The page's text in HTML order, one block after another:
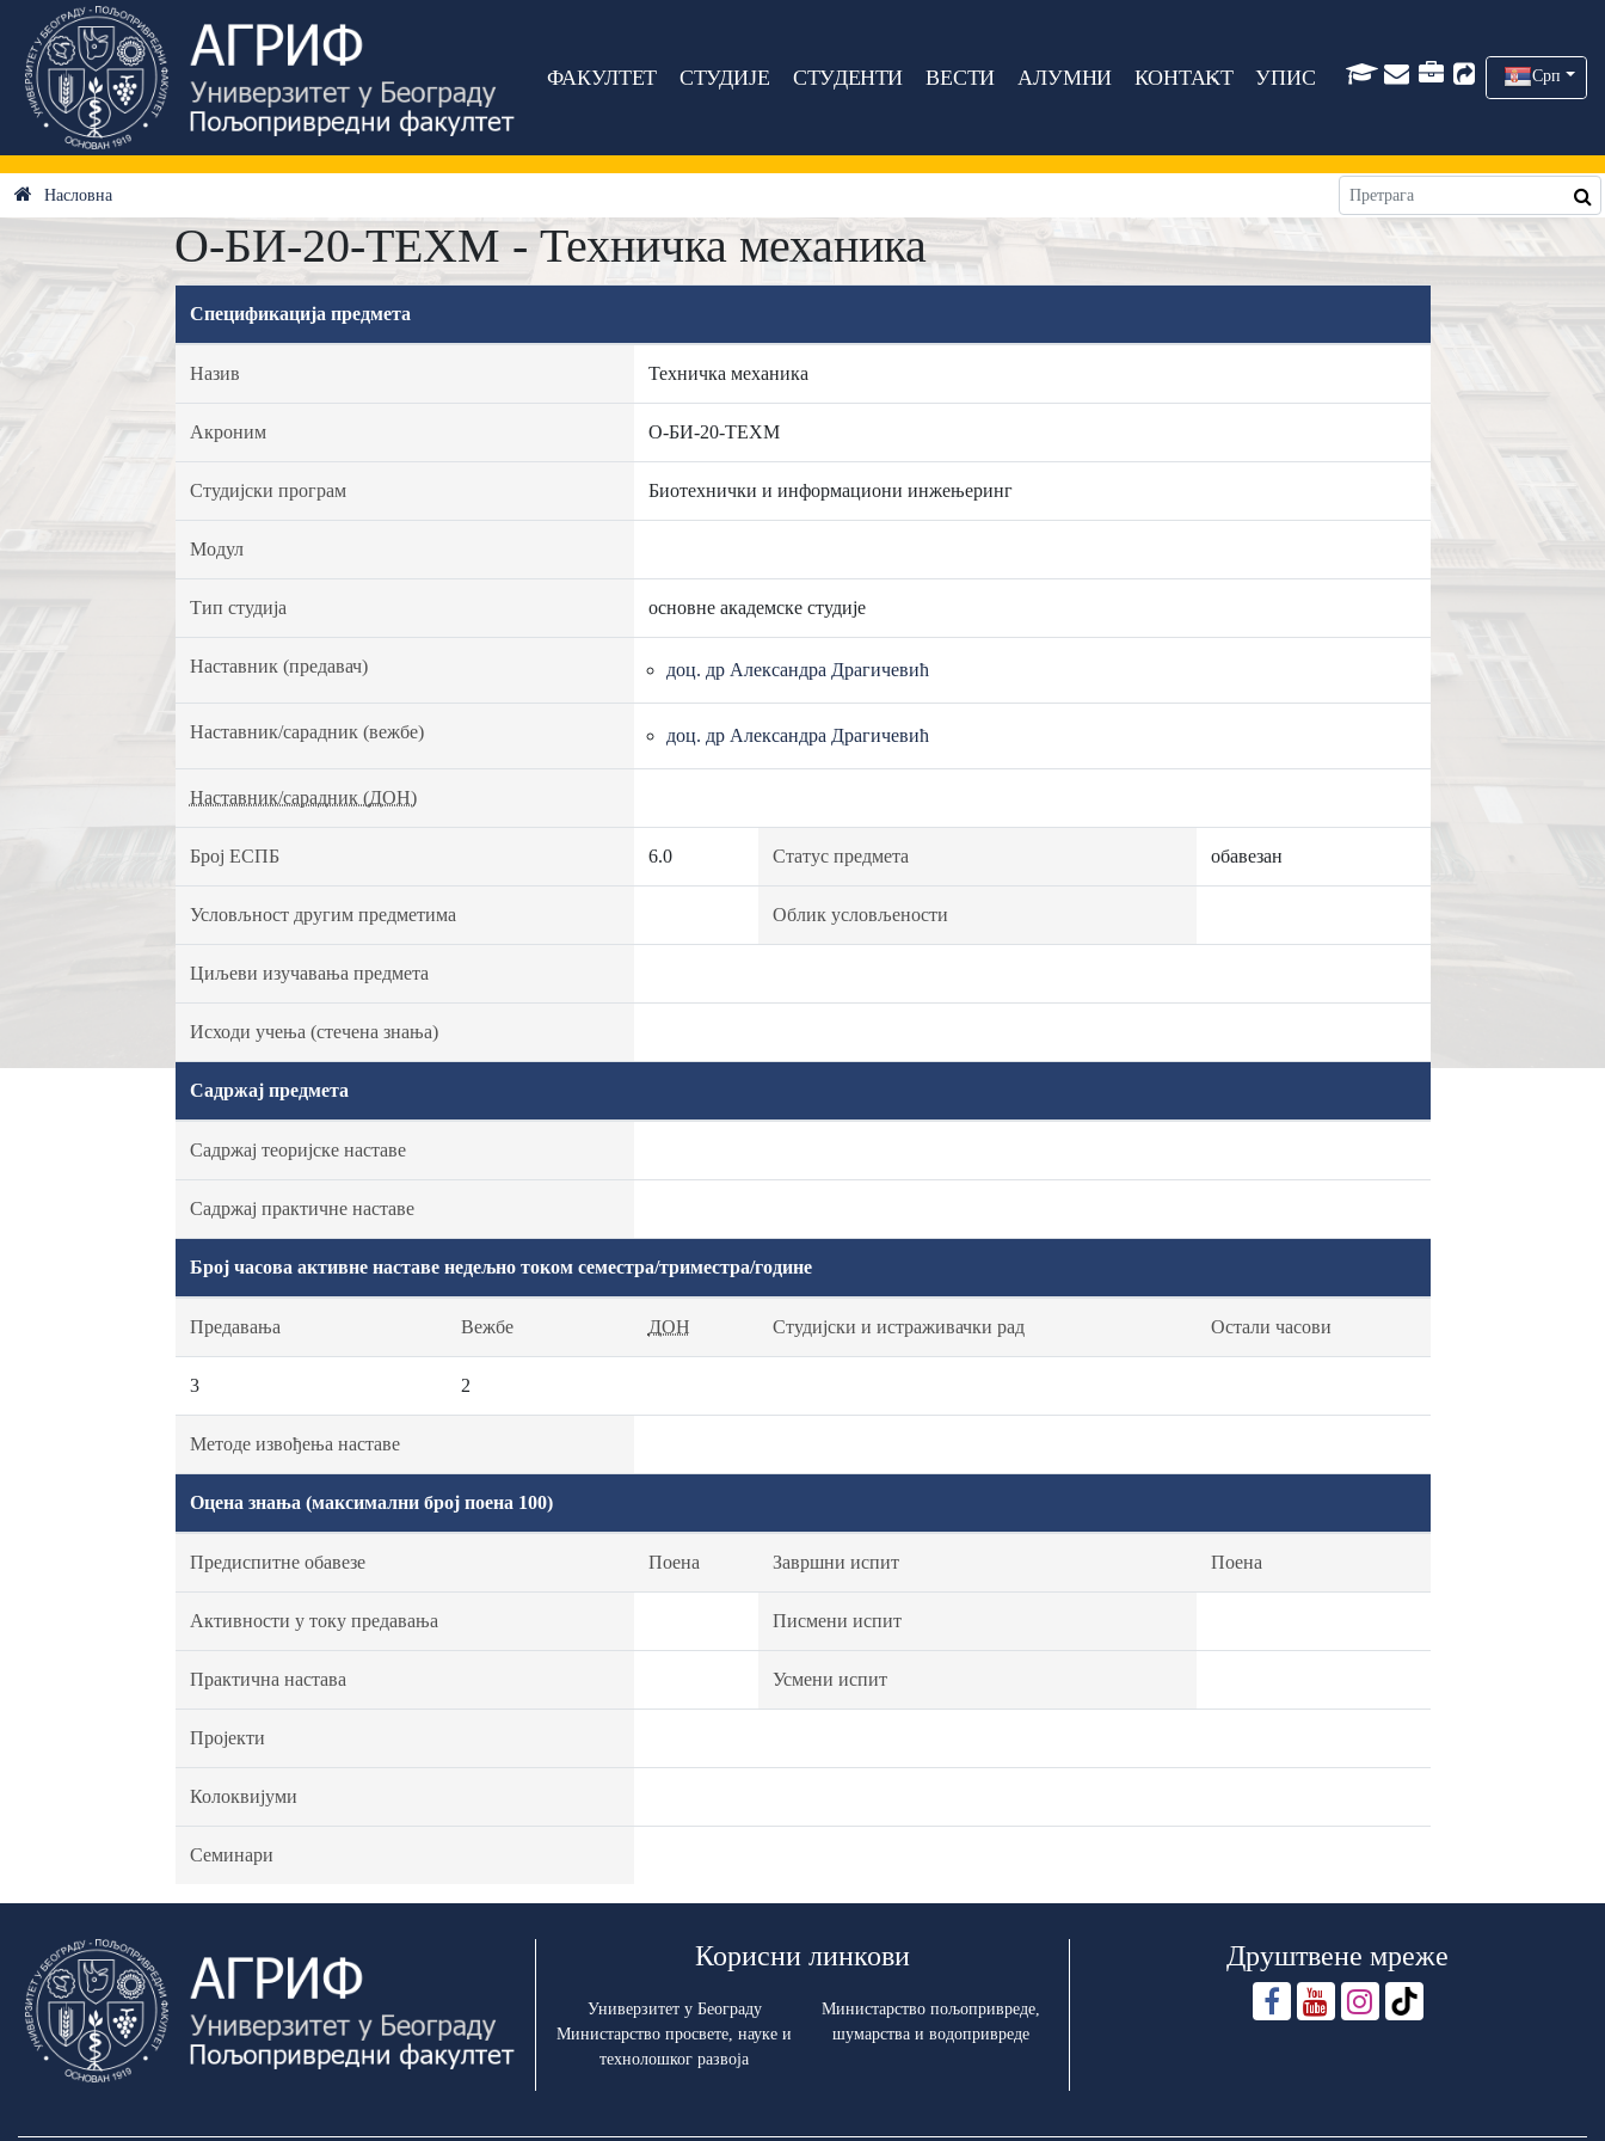
ФАКУЛТЕТ СТУДИЈЕ СТУДЕНТИ ВЕСТИ АЛУМНИ КОНТАКТ УПИС Срп
Насловна
О-БИ-20-ТЕХМ - Техничка механика
Спецификација предмета
Назив Техничка механика
Акроним О-БИ-20-ТЕХМ
Студијски програм Биотехнички и информациони инжењеринг
Модул
Тип студија основне академске студије
Наставник (предавач) доц. др Александра Драгичевић
Наставник/сарадник (вежбе) доц. др Александра Драгичевић
Наставник/сарадник (ДОН)
Број ЕСПБ 6.0 Статус предмета обавезан
Условљност другим предметима Облик условљености
Циљеви изучавања предмета
Исходи учења (стечена знања)
Садржај предмета
Садржај теоријске наставе
Садржај практичне наставе
Број часова активне наставе недељно током семестра/триместра/године
Предавања Вежбе ДОН Студијски и истраживачки рад Остали часови
3 2
Методе извођења наставе
Оцена знања (максимални број поена 100)
Предиспитне обавезе Поена Завршни испит Поена
Активности у току предавања Писмени испит
Практична настава Усмени испит
Пројекти
Колоквијуми
Семинари
Корисни линкови
Универзитет у Београду
Министарство просвете, науке и
технолошког развоја
Министарство пољопривреде,
шумарства и водопривреде
Друштвене мреже